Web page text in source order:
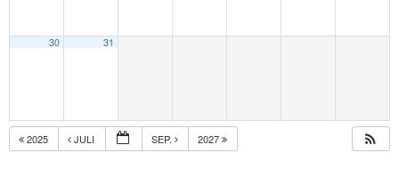
30 31
2025 JULI SEP. 2027